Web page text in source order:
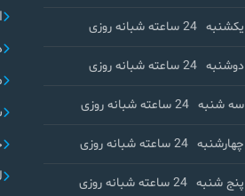
یکشنبه 24 ساعته شبانه روزی
دوشنبه 24 ساعته شبانه روزی
سه شنبه 24 ساعته شبانه روزی
چهارشنبه 24 ساعته شبانه روزی
پنج شنبه 24 ساعته شبانه روزی